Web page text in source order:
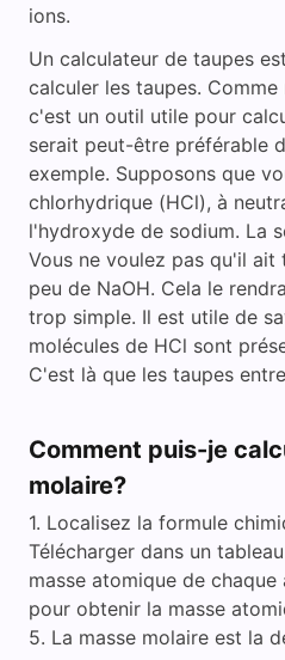
ions.
Un calculateur de taupes
calculer les taupes.
c'est un outil utile pour
serait peut-être préférable
exemple. Supposons que
chlorhydrique (HCl), à
l'hydroxyde de sodium. La
Vous ne voulez pas qu'il
peu de NaOH. Cela le
trop simple. Il est utile de
molécules de HCl sont
C'est là que les taupes
Comment puis-je
molaire?
1. Localisez la formule
Télécharger dans un
masse atomique de
pour obtenir la masse
5. La masse molaire est la